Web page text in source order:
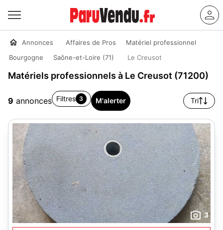
Annonces Affaires de Pros
Matériel professionnel
Bourgogne
Saône-et-Loire (71) Le Creusot
Matériels professionnels à Le Creusot (71200)
9 annonces Filtres 3 M'alerter Tri
3